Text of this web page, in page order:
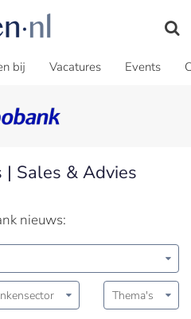
bij Vacatures Events
| Sales & Advies
nieuws:
Thema's